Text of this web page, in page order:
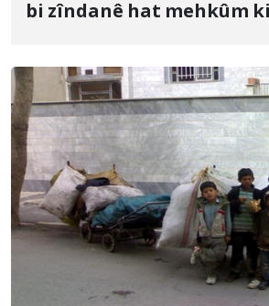
bi zîndanê hat mehkûm